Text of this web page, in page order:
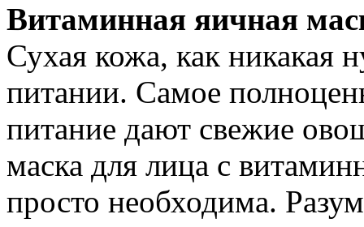
Витаминная яичная
Сухая кожа, как никакая
питании. Самое
питание дают свежие
маска для лица с
просто необходима.